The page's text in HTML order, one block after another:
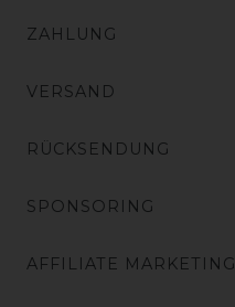
ZAHLUNG
VERSAND
RÜCKSENDUNG
SPONSORING
AFFILIATE MARKETING